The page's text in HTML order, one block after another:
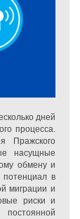
дней
процесса.
Пражского
насущные
обмену и
в
миграции и
риски и